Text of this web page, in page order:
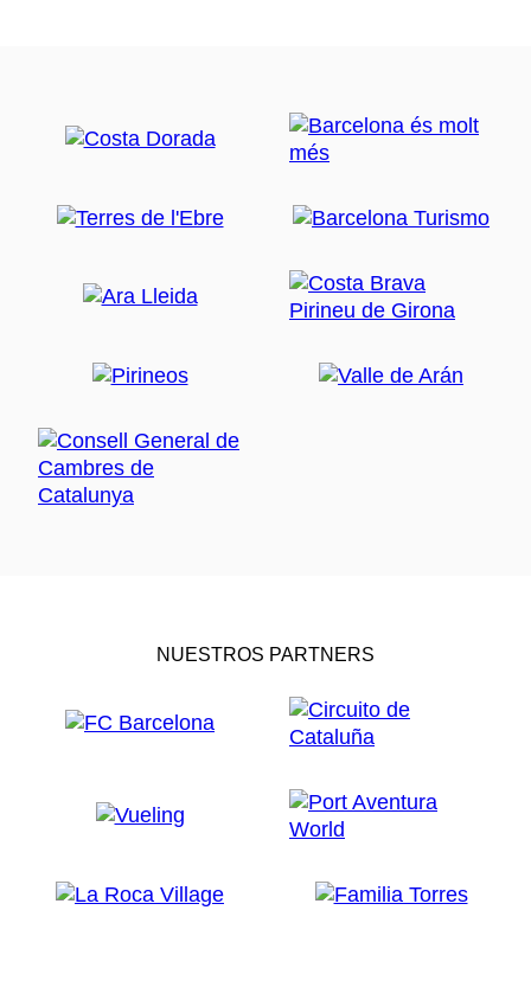
NUESTROS PARTNERS